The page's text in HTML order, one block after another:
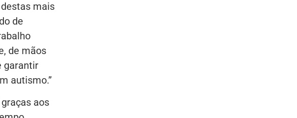
mais
de
de mãos
garantir
autismo.”
aos